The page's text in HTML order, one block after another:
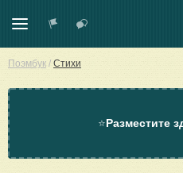
Поэмбук / Стихи
⭐Разместите